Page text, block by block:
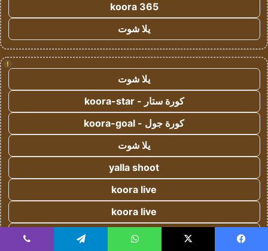
koora 365
يلا شوت
!
يلا شوت
كورة ستار - koora-star
كورة جول - koora-goal
يلا شوت
yalla shoot
koora live
koora live
يلا شوت